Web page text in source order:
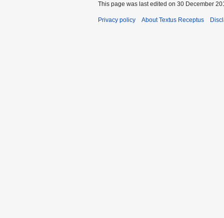
This page was last edited on 30 December
Privacy policy About Textus Receptus